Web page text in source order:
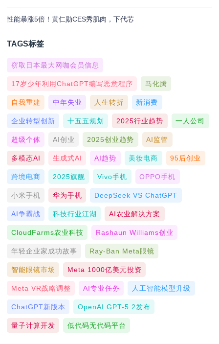
性能暴涨5倍！黄仁勋CES秀肌肉，下代芯
TAGS标签
窃取日本最大网咖会员信息
17岁少年利用ChatGPT编写恶意程序 马化腾
自我重建 中年失业 人生转折 新消费
企业转型创新 十五五规划 2025行业趋势 一人公司
超级个体 AI创业 2025创业趋势 AI监管
多模态AI 生成式AI AI趋势 美妆电商 95后创业
跨境电商 2025旗舰 Vivo手机 OPPO手机
小米手机 华为手机 DeepSeek VS ChatGPT
AI争霸战 科技行业江湖 AI农业解决方案
CloudFarms农业科技 Rashaun Williams创业
年轻企业家成功故事 Ray-Ban Meta眼镜
智能眼镜市场 Meta 1000亿美元投资
Meta VR战略调整 AI专业任务 人工智能模型升级
ChatGPT新版本 OpenAI GPT-5.2发布
量子计算开发 低代码无代码平台